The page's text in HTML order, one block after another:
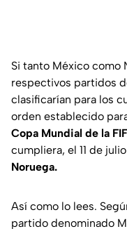
Si tanto México como
respectivos partidos
clasificarían para los
orden establecido
Copa Mundial de la
cumpliera, el 11 de
Noruega.
Así como lo lees.
partido denominado